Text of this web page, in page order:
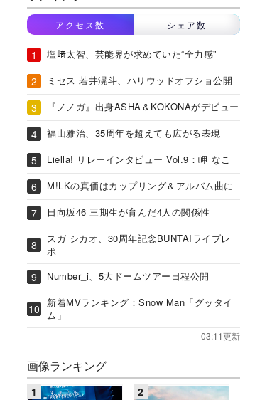
アクセス数 シェア数
塩﨑太智、芸能界が求めていた“全力感”
ミセス 若井滉斗、ハリウッドオフショ公開
『ノノガ』出身ASHA＆KOKONAがデビュー
福山雅治、35周年を超えても広がる表現
Liella! リレーインタビュー Vol.9：岬 なこ
M!LKの真価はカップリング＆アルバム曲に
日向坂46 三期生が育んだ4人の関係性
スガ シカオ、30周年記念BUNTAIライブレ
ポ
Number_i、5大ドームツアー日程公開
新着MVランキング：Snow Man「グッタイ
ム」
03:11更新
画像ランキング